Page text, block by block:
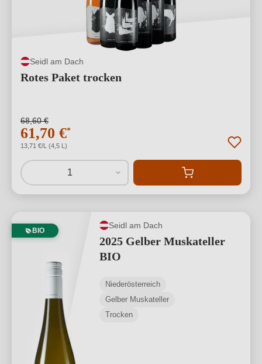
Seidl am Dach
Rotes Paket trocken
68,60 €
61,70 €*
13,71 €/L (4,5 L)
1
BIO
Seidl am Dach
2025 Gelber Muskateller
BIO
Niederösterreich
Gelber Muskateller
Trocken